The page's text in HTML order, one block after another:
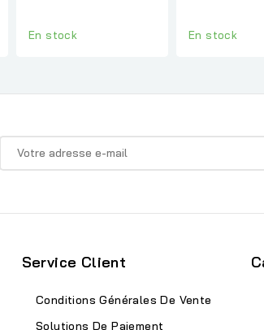
En stock En stock
Service Client
Conditions Générales De Vente
Solutions De Paiement